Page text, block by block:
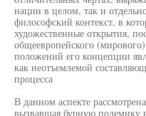
нации в целом, так и
философский контекст, в
художественные открытия,
общеевропейского
положений его концепции
как неотъемлемой
процесса
В данном аспекте
вызвавшая бурную